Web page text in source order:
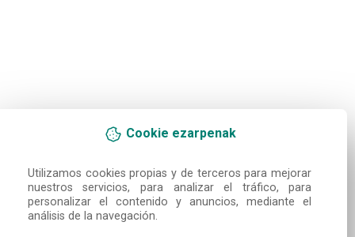
Cookie ezarpenak
Utilizamos cookies propias y de terceros para mejorar
nuestros servicios, para analizar el tráfico, para
personalizar el contenido y anuncios, mediante el
análisis de la navegación.